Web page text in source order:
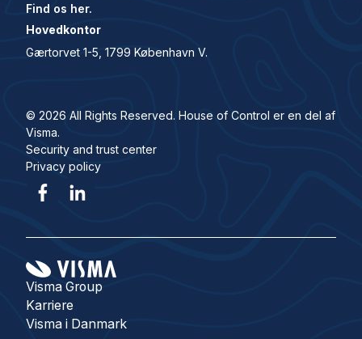
Find os her.
Hovedkontor
Gærtorvet 1-5, 1799 København V.
© 2026 All Rights Reserved. House of Control er en del af
Visma.
Security and trust center
Privacy policy
Visma Group
Karriere
Visma i Danmark